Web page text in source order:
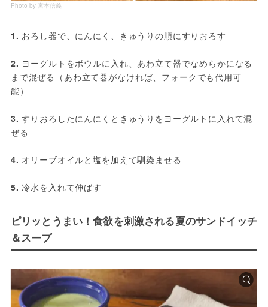
Photo by 宮本信義
1. おろし器で、にんにく、きゅうりの順にすりおろす
2. ヨーグルトをボウルに入れ、あわ立て器でなめらかになる
まで混ぜる（あわ立て器がなければ、フォークでも代用可
能）
3. すりおろしたにんにくときゅうりをヨーグルトに入れて混
ぜる
4. オリーブオイルと塩を加えて馴染ませる
5. 冷水を入れて伸ばす
ピリッとうまい！食欲を刺激される夏のサンドイッチ
＆スープ